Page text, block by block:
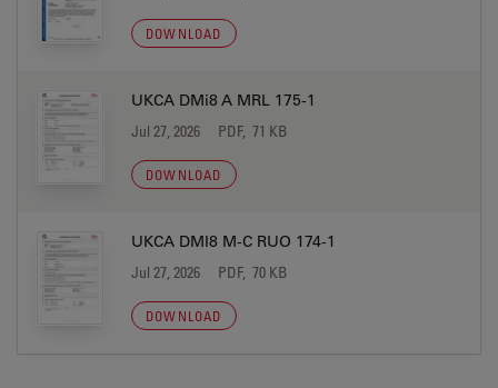
DOWNLOAD
UKCA DMi8 A MRL 175-1
Jul 27, 2026 PDF, 71 KB
DOWNLOAD
UKCA DMI8 M-C RUO 174-1
Jul 27, 2026 PDF, 70 KB
DOWNLOAD